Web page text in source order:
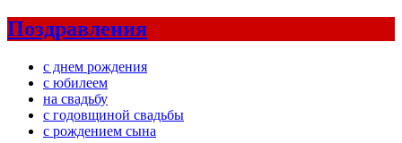
Поздравления
с днем рождения
с юбилеем
на свадьбу
с годовщиной свадьбы
с рождением сына